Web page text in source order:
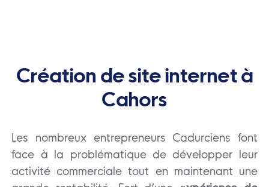
Création de site internet à
Cahors
Les nombreux entrepreneurs Cadurciens font
face à la problématique de développer leur
activité commerciale tout en maintenant une